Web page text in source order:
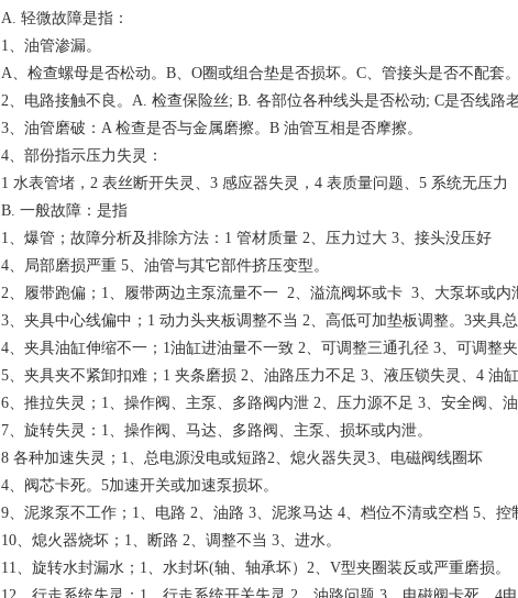
A. 轻微故障是指：
1、油管渗漏。
A、检查螺母是否松动。B、O圈或组合垫是否损坏。C、管接头是否不配套
2、电路接触不良。A. 检查保险丝; B. 各部位各种线头是否松动; C是否线路
3、油管磨破：A 检查是否与金属磨擦。B 油管互相是否摩擦。
4、部份指示压力失灵：
1 水表管堵，2 表丝断开失灵、3 感应器失灵，4 表质量问题、5 系统无压力
B. 一般故障：是指
1、爆管；故障分析及排除方法：1 管材质量 2、压力过大 3、接头没压好
4、局部磨损严重 5、油管与其它部件挤压变型。
2、履带跑偏；1、履带两边主泵流量不一 2、溢流阀坏或卡 3、大泵坏或
3、夹具中心线偏中；1 动力头夹板调整不当 2、高低可加垫板调整。3夹具
4、夹具油缸伸缩不一；1油缸进油量不一致 2、可调整三通孔径 3、可调整
5、夹具夹不紧卸扣难；1 夹条磨损 2、油路压力不足 3、液压锁失灵、4 油
6、推拉失灵；1、操作阀、主泵、多路阀内泄 2、压力源不足 3、安全阀、
7、旋转失灵：1、操作阀、马达、多路阀、主泵、损坏或内泄。
8 各种加速失灵；1、总电源没电或短路2、熄火器失灵3、电磁阀线圈坏
4、阀芯卡死。5加速开关或加速泵损坏。
9、泥浆泵不工作；1、电路 2、油路 3、泥浆马达 4、档位不清或空档 5、
10、熄火器烧坏；1、断路 2、调整不当 3、进水。
11、旋转水封漏水；1、水封坏(轴、轴承坏）2、V型夹圈装反或严重磨损。